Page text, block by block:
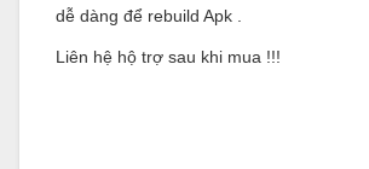
dễ dàng để rebuild Apk .
Liên hệ hộ trợ sau khi mua !!!